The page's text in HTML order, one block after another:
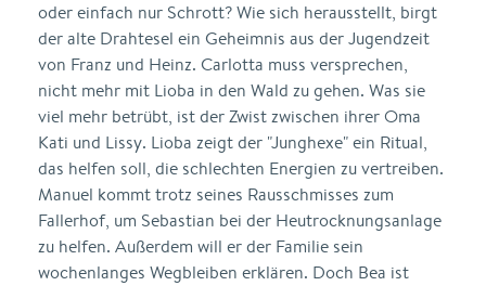
oder einfach nur Schrott? Wie sich herausstellt, birgt
der alte Drahtesel ein Geheimnis aus der Jugendzeit
von Franz und Heinz. Carlotta muss versprechen,
nicht mehr mit Lioba in den Wald zu gehen. Was sie
viel mehr betrübt, ist der Zwist zwischen ihrer Oma
Kati und Lissy. Lioba zeigt der "Junghexe" ein Ritual,
das helfen soll, die schlechten Energien zu vertreiben.
Manuel kommt trotz seines Rausschmisses zum
Fallerhof, um Sebastian bei der Heutrocknungsanlage
zu helfen. Außerdem will er der Familie sein
wochenlanges Wegbleiben erklären. Doch Bea ist